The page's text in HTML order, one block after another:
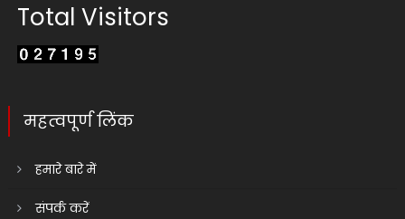
Total Visitors
महत्वपूर्ण लिंक
हमारे बारे में
संपर्क करें